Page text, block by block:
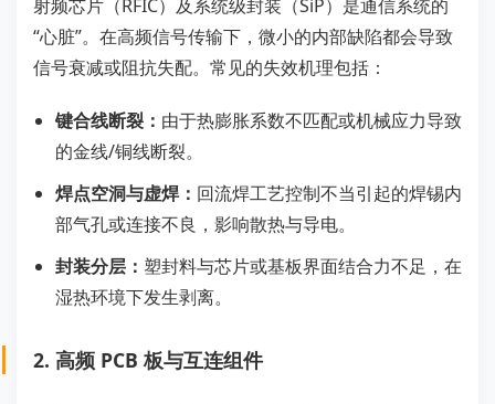
射频芯片（RFIC）及系统级封装（SiP）是通信系统的
“心脏”。在高频信号传输下，微小的内部缺陷都会导致
信号衰减或阻抗失配。常见的失效机理包括：
键合线断裂： 由于热膨胀系数不匹配或机械应力导致
的金线/铜线断裂。
焊点空洞与虚焊： 回流焊工艺控制不当引起的焊锡内
部气孔或连接不良，影响散热与导电。
封装分层： 塑封料与芯片或基板界面结合力不足，在
湿热环境下发生剥离。
2. 高频 PCB 板与互连组件